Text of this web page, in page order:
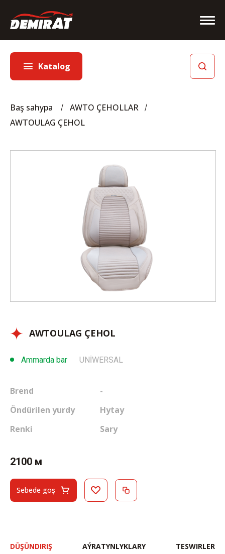
Sargyt etmek
Habarlaşmak
Içeri girmek
TK
Katalog
Baş sahypa
AWTO ÇEHOLLAR
AWTOULAG ÇEHOL
AWTOULAG ÇEHOL
Ammarda bar UNİWERSAL
Brend
Öndürilen yurdy
Renki
-
Hytay
Sary
2100 м
Sebede goş
DÜŞÜNDIRIŞ AÝRATYNLYKLARY TESWIRLER